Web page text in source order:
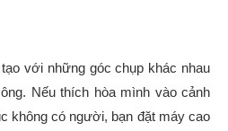
với những góc chụp khác nhau
Nếu thích hòa mình vào cảnh
không có người, bạn đặt máy cao